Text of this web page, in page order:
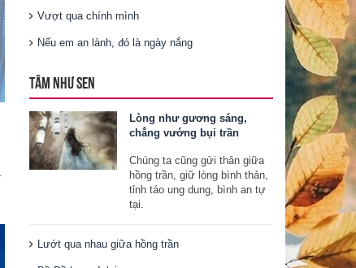
Vượt qua chính mình
Nếu em an lành, đó là ngày nắng
TÂM NHƯ SEN
Lòng như gương sáng,
chẳng vướng bụi trần
Chúng ta cũng gửi thân giữa
hồng trần, giữ lòng bình thản,
tỉnh táo ung dung, bình an tự
tại.
Lướt qua nhau giữa hồng trần